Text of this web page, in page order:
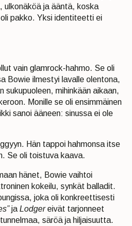
ulkonäköä ja ääntä, koska
pakko. Yksi identiteetti ei
vain glamrock-hahmo. Se oli
Bowie ilmestyi lavalle olentona,
sukupuoleen, mihinkään aikaan,
Monille se oli ensimmäinen
sanoi ääneen: sinussa ei ole
Hän tappoi hahmonsa itse
Se oli toistuva kaava.
hänet, Bowie vaihtoi
kokeilu, synkät balladit.
joka oli konkreettisesti
ja Lodgereivät tarjonneet
säröä ja hiljaisuutta.